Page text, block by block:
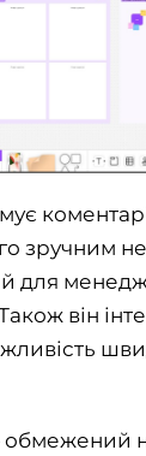
зручним не
для
він
обмежений